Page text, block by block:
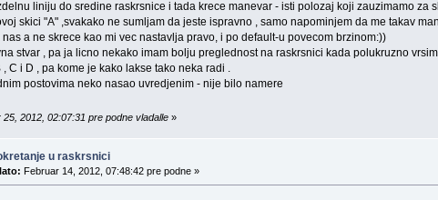
liniju do sredine raskrsnice i tada krece manevar - isti polozaj koji zauzimamo za
skici "A" ,svakako ne sumljam da jeste ispravno , samo napominjem da me takav
a ne skrece kao mi vec nastavlja pravo, i po default-u povecom brzinom:))
stvar , pa ja licno nekako imam bolju preglednost na raskrsnici kada polukruzno
C i D , pa kome je kako lakse tako neka radi .
postovima neko nasao uvredjenim - nije bilo namere
2012, 02:07:31 pre podne vladalle»
u raskrsnici
Februar 14, 2012, 07:48:42 pre podne »